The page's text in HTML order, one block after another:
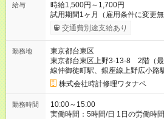
給与
時給1,500円～1,700円
試用期間1ヶ月（雇用条件に変更無し） 【試用期間】試
り 試用期間の長さ：1ヶ月 雇用形
す。
交通費別途支給あり
勤務地
東京都台東区
東京都台東区上野3-13-8 2階（
線仲御徒町駅、銀座線上野広小路
株式会社時計修理ワタナベ
勤務時間
10:00～15:00
実働時間：5時間/日 1日の労働時